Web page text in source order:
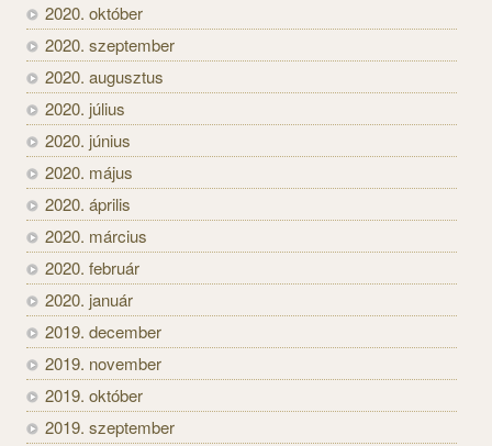
2020. október
2020. szeptember
2020. augusztus
2020. július
2020. június
2020. május
2020. április
2020. március
2020. február
2020. január
2019. december
2019. november
2019. október
2019. szeptember